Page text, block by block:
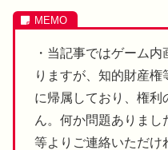
・当記事ではゲーム
りますが、知的財産
に帰属しており、権利
ん。何か問題ありまし
等よりご連絡いただけ